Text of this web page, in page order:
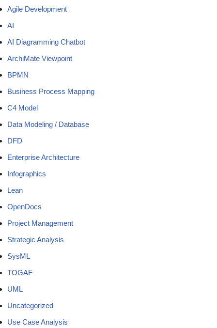
Agile Development
AI
AI Diagramming Chatbot
ArchiMate Viewpoint
BPMN
Business Process Mapping
C4 Model
Data Modeling / Database
DFD
Enterprise Architecture
Infographics
Lean
OpenDocs
Project Management
Strategic Analysis
SysML
TOGAF
UML
Uncategorized
Use Case Analysis